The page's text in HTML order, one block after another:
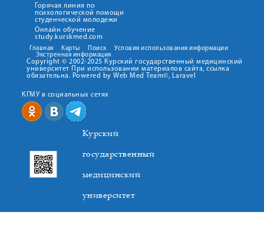
Горячая линия по
психологической помощи
студенческой молодежи
Онлайн обучение
study.kurskmed.com
Главная Карты Поиск
Условия использования информации
Экстренная информация
Copyright © 2002-2025 Курский государственный медицинский
университет При использовании материалов сайта, ссылка
обязательна. Powered by Web Med Team©, Laravel
КГМУ в социальных сетях
Курский
государственный
медицинский
университет